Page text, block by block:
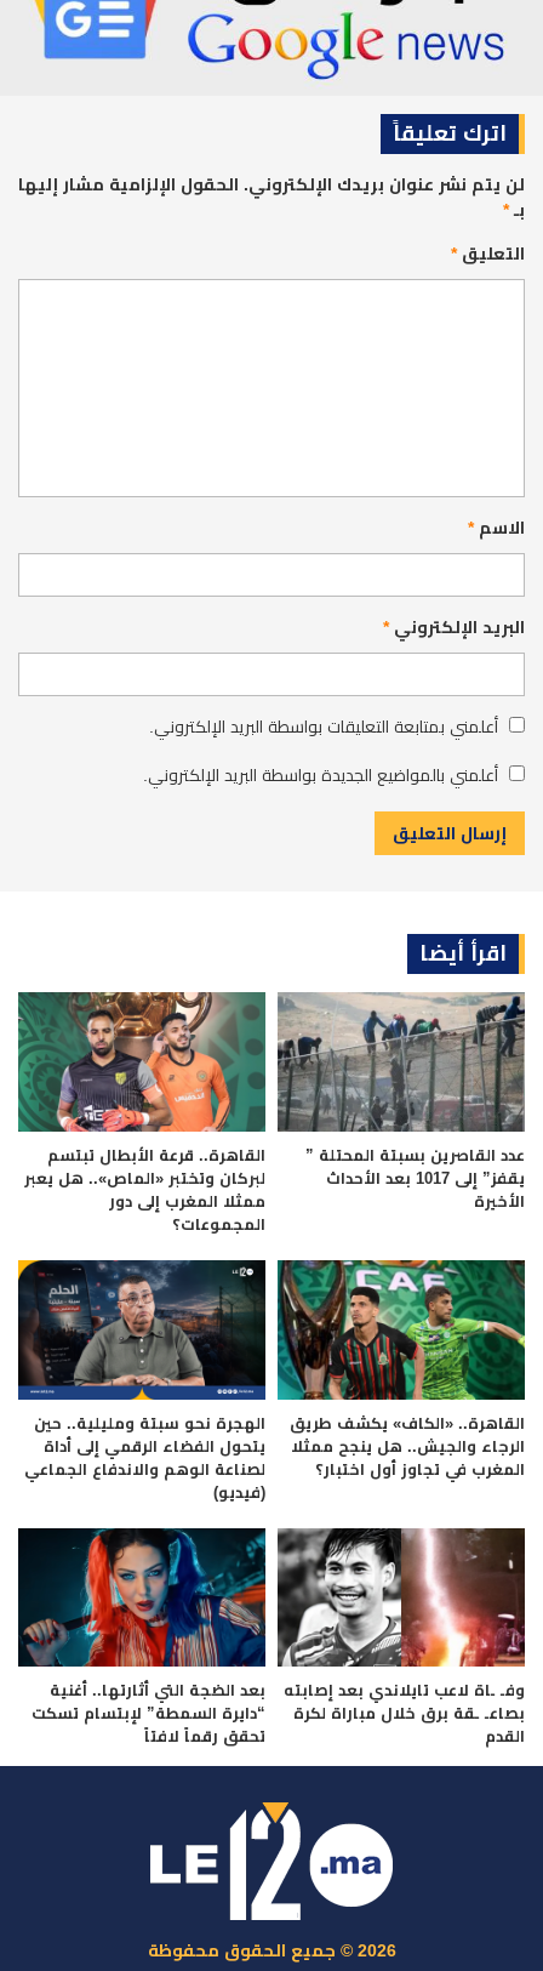
اترك تعليقاً
لن يتم نشر عنوان بريدك الإلكتروني. الحقول الإلزامية مشار إليها
بـ*
التعليق*
الاسم*
البريد الإلكتروني*
أعلمني بمتابعة التعليقات بواسطة البريد الإلكتروني.
أعلمني بالمواضيع الجديدة بواسطة البريد الإلكتروني.
اقرأ أيضا
عدد القاصرين بسبتة المحتلة ”
يقفز” إلى 1017 بعد الأحداث
الأخيرة
القاهرة.. قرعة الأبطال تبتسم
لبركان وتختبر «الماص».. هل يعبر
ممثلا المغرب إلى دور
المجموعات؟
القاهرة.. «الكاف» يكشف طريق
الرجاء والجيش.. هل ينجح ممثلا
المغرب في تجاوز أول اختبار؟
الهجرة نحو سبتة ومليلية.. حين
يتحول الفضاء الرقمي إلى أداة
لصناعة الوهم والاندفاع الجماعي
(فيديو)
وفـ ـاة لاعب تايلاندي بعد إصابته
بصاعـ ـقة برق خلال مباراة لكرة
القدم
بعد الضجة التي أثارتها.. أغنية
“دايرة السمطة” لإبتسام تسكت
تحقق رقماً لافتاً
2026 © جميع الحقوق محفوظة